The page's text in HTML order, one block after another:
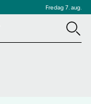
Fredag 7. aug.